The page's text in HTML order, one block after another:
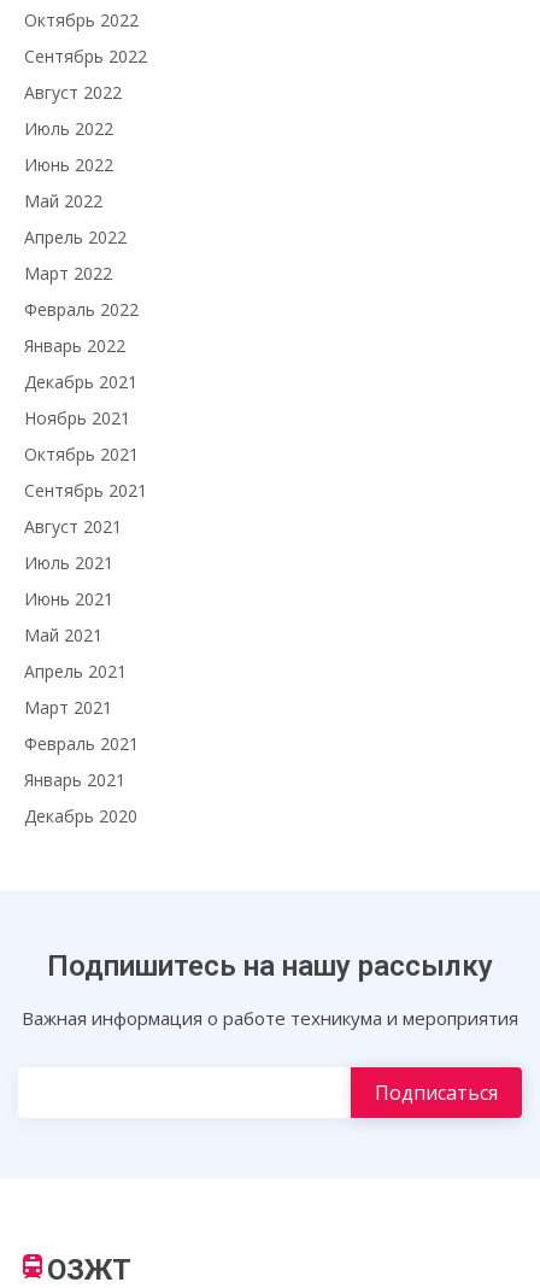
Октябрь 2022
Сентябрь 2022
Август 2022
Июль 2022
Июнь 2022
Май 2022
Апрель 2022
Март 2022
Февраль 2022
Январь 2022
Декабрь 2021
Ноябрь 2021
Октябрь 2021
Сентябрь 2021
Август 2021
Июль 2021
Июнь 2021
Май 2021
Апрель 2021
Март 2021
Февраль 2021
Январь 2021
Декабрь 2020
Подпишитесь на нашу рассылку
Важная информация о работе техникума и мероприятия
ОЗЖТ